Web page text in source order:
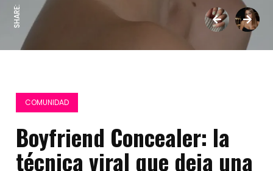
SHARE:
COMUNIDAD
Boyfriend Concealer: la
técnica viral que deja una